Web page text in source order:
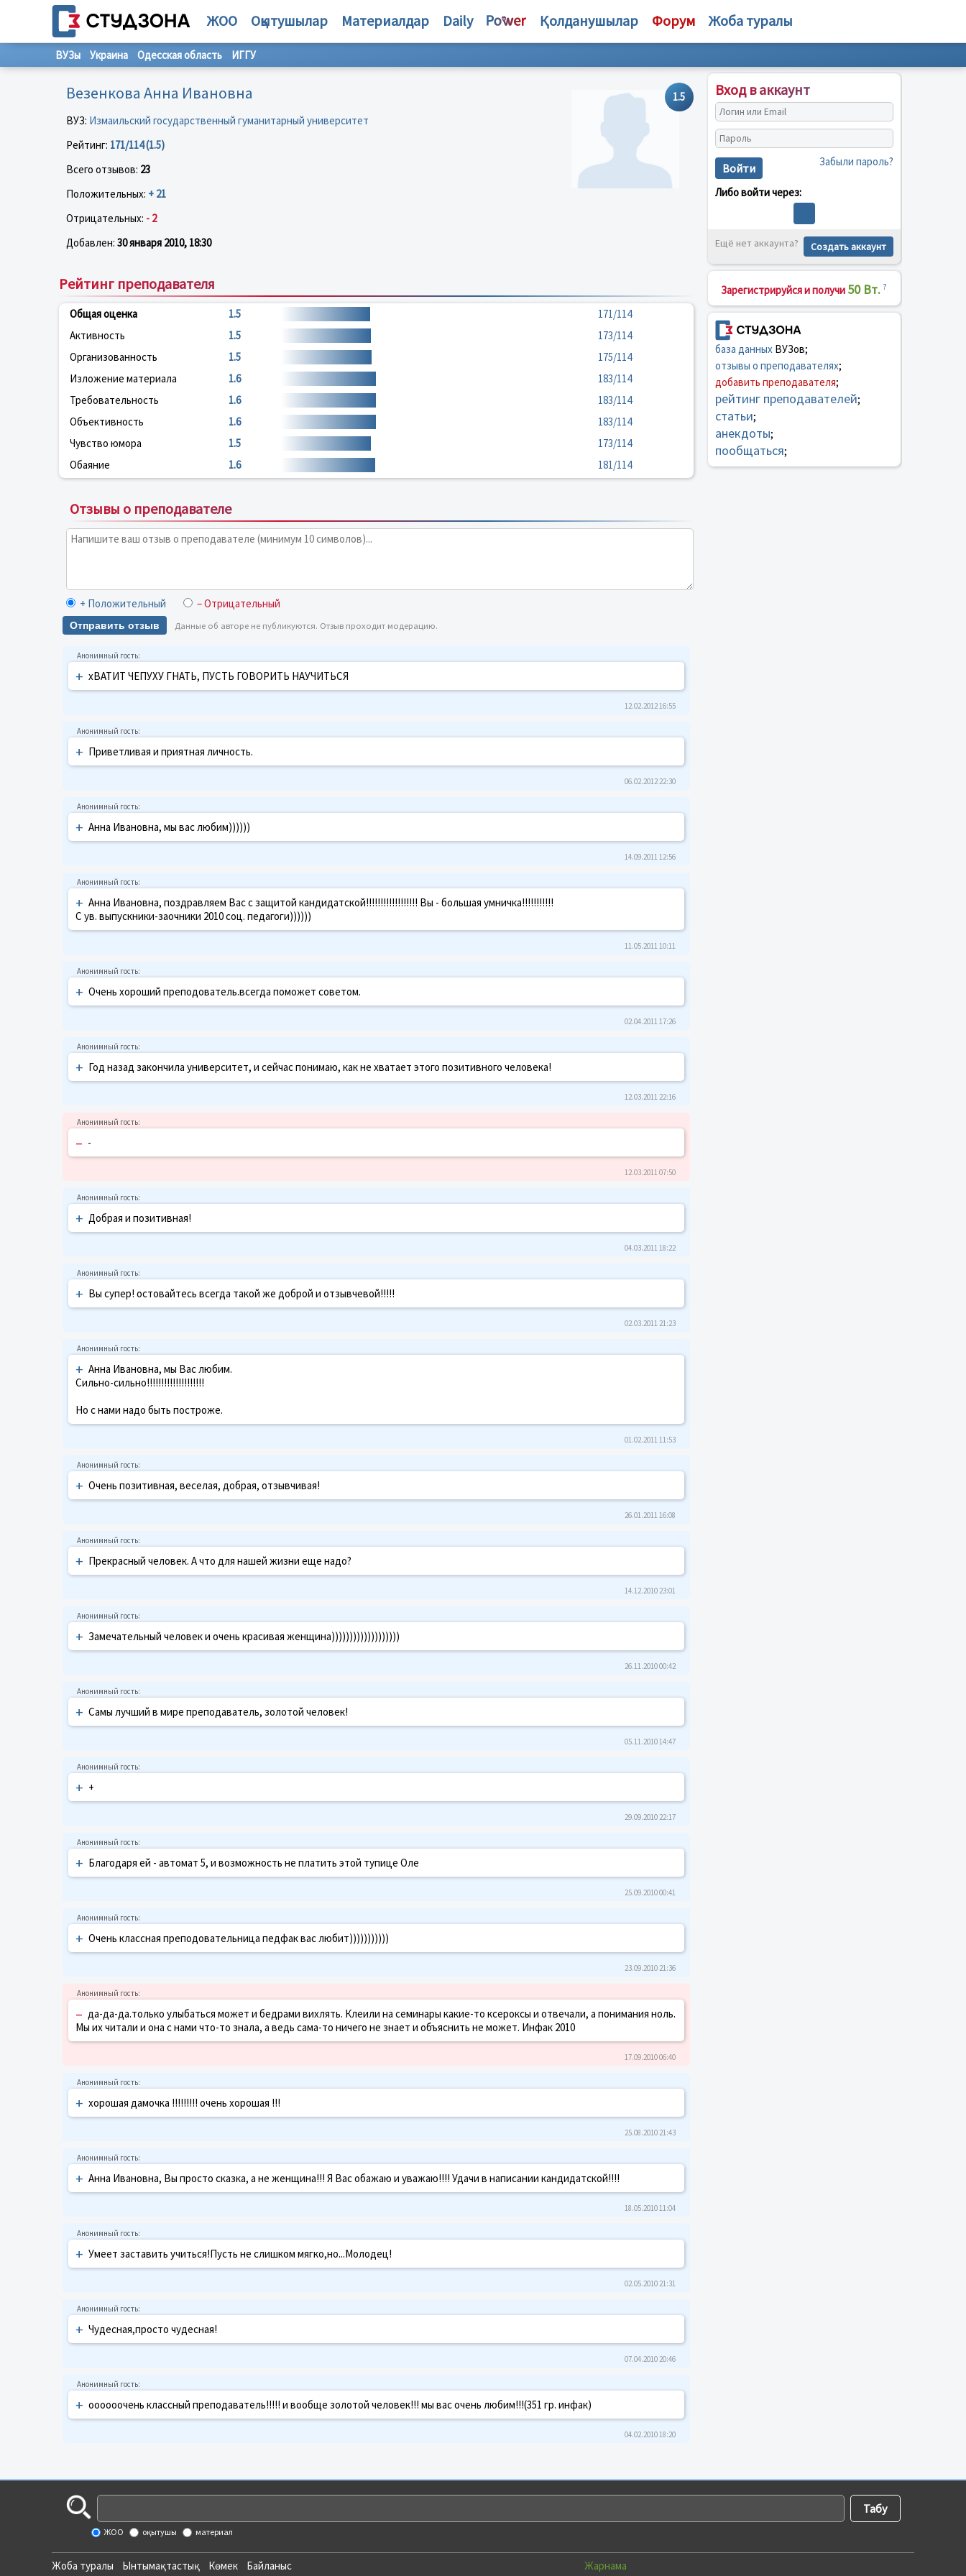
ЖОО Оқытушылар Материалдар Daily Қолданушылар Форум Жоба туралы
ВУЗы Украина Одесская область ИГГУ
1.5
Везенкова Анна Ивановна
ВУЗ: Измаильский государственный гуманитарный университет
Рейтинг: 171/114 (1.5)
Всего отзывов: 23
Положительных: + 21
Отрицательных: - 2
Добавлен: 30 января 2010, 18:30
Рейтинг преподавателя
Общая оценка 1.5
171/114
Активность
1.5
173/114
Организованность
1.5
175/114
Изложение материала
1.6
183/114
Требовательность
1.6
183/114
Объективность
1.6
183/114
Чувство юмора
1.5
173/114
Обаяние
1.6 181/114
Отзывы о преподавателе
+ Положительный – Отрицательный
Отправить отзыв Данные об авторе не публикуются. Отзыв проходит модерацию.
+ хВАТИТ ЧЕПУХУ ГНАТЬ, ПУСТЬ ГОВОРИТЬ НАУЧИТЬСЯ
12.02.2012 16:55
+ Приветливая и приятная личность.
06.02.2012 22:30
+ Анна Ивановна, мы вас любим))))))
14.09.2011 12:56
+ Анна Ивановна, поздравляем Вас с защитой кандидатской!!!!!!!!!!!!!!!!!! Вы - большая умничка!!!!!!!!!!!
С ув. выпускники-заочники 2010 соц. педагоги))))))
11.05.2011 10:11
+ Очень хороший преподователь.всегда поможет советом.
02.04.2011 17:26
+ Год назад закончила университет, и сейчас понимаю, как не хватает этого позитивного человека!
12.03.2011 22:16
– -
12.03.2011 07:50
+ Добрая и позитивная!
04.03.2011 18:22
+ Вы супер! остовайтесь всегда такой же доброй и отзывчевой!!!!!
02.03.2011 21:23
+ Анна Ивановна, мы Вас любим.
Сильно-сильно!!!!!!!!!!!!!!!!!!!!
Но с нами надо быть построже.
01.02.2011 11:53
+ Очень позитивная, веселая, добрая, отзывчивая!
26.01.2011 16:08
+ Прекрасный человек. А что для нашей жизни еще надо?
14.12.2010 23:01
+ Замечательный человек и очень красивая женщина)))))))))))))))))))
26.11.2010 00:42
+ Самы лучший в мире преподаватель, золотой человек!
05.11.2010 14:47
+ +
29.09.2010 22:17
+ Благодаря ей - автомат 5, и возможность не платить этой тупице Оле
25.09.2010 00:41
+ Очень классная преподовательница педфак вас любит)))))))))))
23.09.2010 21:36
– да-да-да.только улыбаться может и бедрами вихлять. Клеили на семинары какие-то ксероксы и отвечали, а понимания ноль.
Мы их читали и она с нами что-то знала, а ведь сама-то ничего не знает и объяснить не может. Инфак 2010
17.09.2010 06:40
+ хорошая дамочка !!!!!!!!! очень хорошая !!!
25.08.2010 21:43
+ Анна Ивановна, Вы просто сказка, а не женщина!!! Я Вас обажаю и уважаю!!!! Удачи в написании кандидатской!!!!
18.05.2010 11:04
+ Умеет заставить учиться!Пусть не слишком мягко,но...Молодец!
02.05.2010 21:31
+ Чудесная,просто чудесная!
07.04.2010 20:46
+ оооооочень классный преподаватель!!!!! и вообще золотой человек!!! мы вас очень любим!!!(351 гр. инфак)
04.02.2010 18:20
Вход в аккаунт
Войти Забыли пароль?
Либо войти через:
Ещё нет аккаунта? Создать аккаунт
Зарегистрируйся и получи 50 Вт. ?
база данныхВУЗов;
отзывы о преподавателях;
добавить преподавателя;
рейтинг преподавателей;
статьи;
анекдоты;
пообщаться;
ЖОО оқытушы материал
Жоба туралы Ынтымақтастық Көмек Байланыс Жарнама